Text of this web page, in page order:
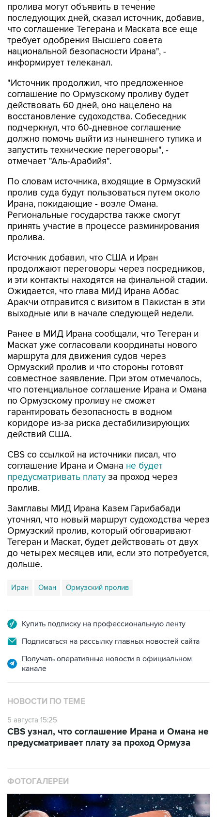
пролива могут объявить в течение
последующих дней, сказал источник, добавив,
что соглашение Тегерана и Маската все еще
требует одобрения Высшего совета
национальной безопасности Ирана", -
информирует телеканал.
"Источник продолжил, что предложенное
соглашение по Ормузскому проливу будет
действовать 60 дней, оно нацелено на
восстановление судоходства. Собеседник
подчеркнул, что 60-дневное соглашение
должно помочь выйти из нынешнего тупика и
запустить технические переговоры", -
отмечает "Аль-Арабийя".
По словам источника, входящие в Ормузский
пролив суда будут пользоваться путем около
Ирана, покидающие - возле Омана.
Региональные государства также смогут
принять участие в процессе разминирования
пролива.
Источник добавил, что США и Иран
продолжают переговоры через посредников,
и эти контакты находятся на финальной стадии.
Ожидается, что глава МИД Ирана Аббас
Аракчи отправится с визитом в Пакистан в эти
выходные или в начале следующей недели.
Ранее в МИД Ирана сообщали, что Тегеран и
Маскат уже согласовали координаты нового
маршрута для движения судов через
Ормузский пролив и что стороны готовят
совместное заявление. При этом отмечалось,
что потенциальное соглашение Ирана и Омана
по Ормузскому проливу не сможет
гарантировать безопасность в водном
коридоре из-за риска дестабилизирующих
действий США.
CBS со ссылкой на источники писал, что
соглашение Ирана и Омана не будет
предусматривать плату за проход через
пролив.
Замглавы МИД Ирана Казем Гарибабади
уточнял, что новый маршрут судоходства через
Ормузский пролив, который обговаривают
Тегеран и Маскат, будет действовать от двух
до четырех месяцев или, если это потребуется,
дольше.
Иран Оман Ормузский пролив
Купить подписку на профессиональную ленту
Подписаться на рассылку главных новостей сайта
Получать оперативные новости в официальном
канале
НОВОСТИ ПО ТЕМЕ
5 августа 15:25
CBS узнал, что соглашение Ирана и Омана не
предусматривает плату за проход Ормуза
ФОТОГАЛЕРЕИ